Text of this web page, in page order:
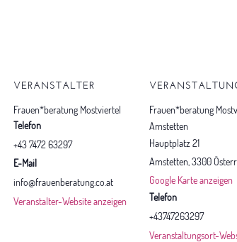
VERANSTALTER
Frauen*beratung Mostviertel
Telefon
+43 7472 63297
E-Mail
info@frauenberatung.co.at
Veranstalter-Website anzeigen
Frauen*beratung
Amstetten
Hauptplatz 21
Amstetten 3300
Google Karte anzeigen
Telefon
+43747263297
Veranstaltungsort-